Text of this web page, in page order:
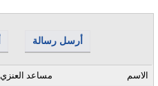
أرسل رسالة
مساعد العنزي الاسم